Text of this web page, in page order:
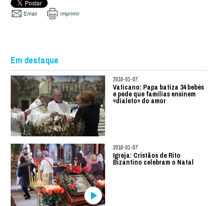
Em destaque
2018-01-07
Vaticano: Papa batiza 34 bebés
e pede que famílias ensinem
«dialeto» do amor
2018-01-07
Igreja: Cristãos de Rito
Bizantino celebram o Natal